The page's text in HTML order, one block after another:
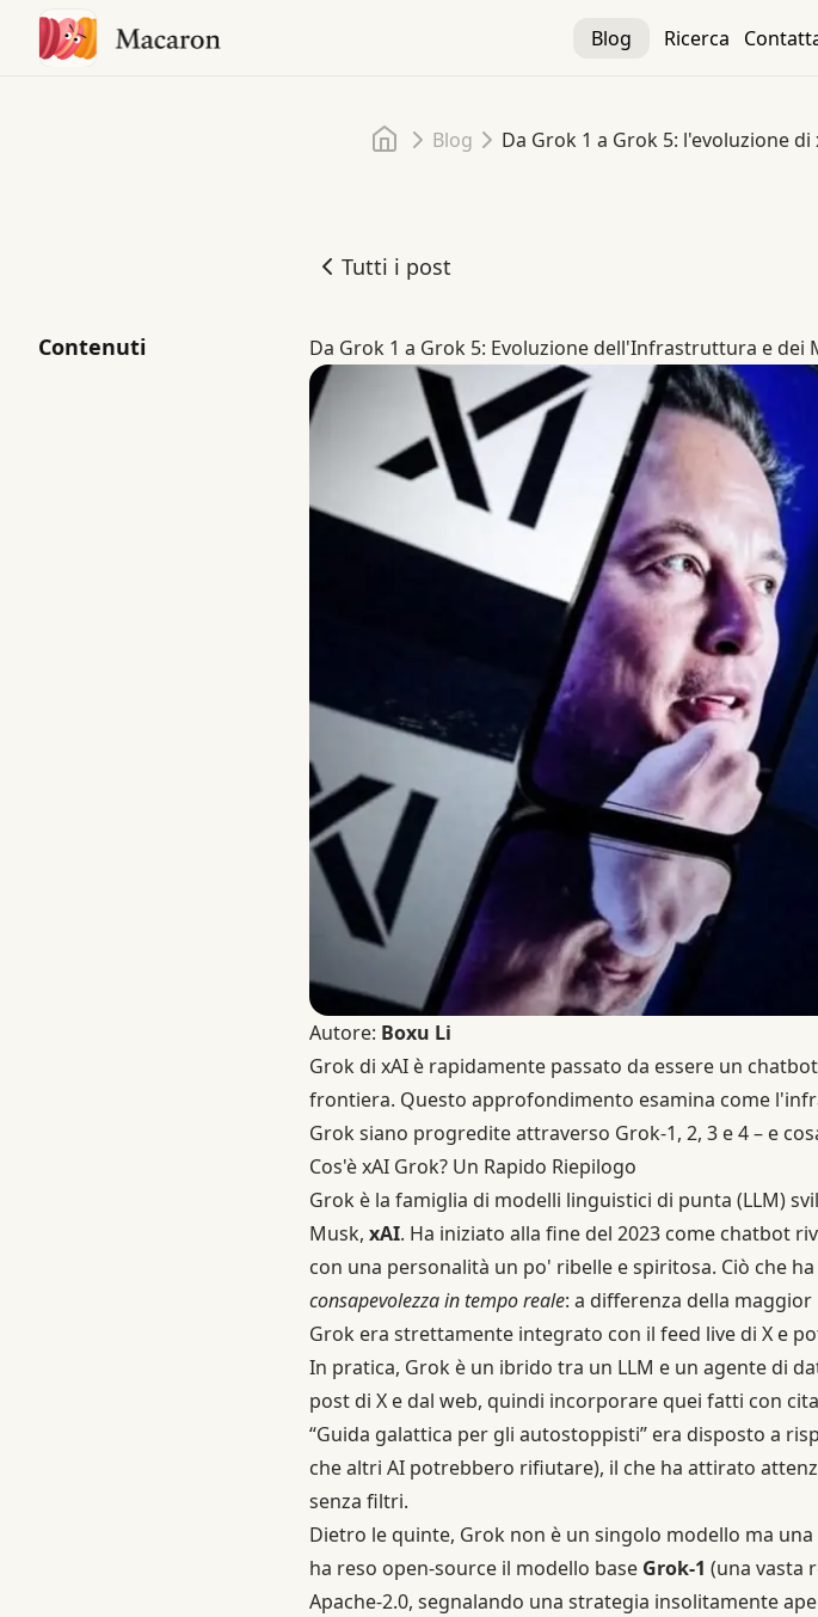
Blog Ricerca
Home
Blog Da Grok 1 a Grok 5: l'evoluzione di
Tutti i post
Contenuti Da Grok 1 a Grok 5: l'evoluzione di xAI
Da Grok 1 a Grok 5: Evoluzione dell'Infrastruttura e dei
Autore: Boxu Li
Grok di xAI è rapidamente passato da essere un
frontiera. Questo approfondimento esamina come
Grok siano progredite attraverso Grok-1, 2, 3 e 4 – e
Cos'è xAI Grok? Un Rapido Riepilogo
Grok è la famiglia di modelli linguistici di punta (LLM)
Musk, xAI. Ha iniziato alla fine del 2023 come chatbot
con una personalità un po' ribelle e spiritosa. Ciò che
consapevolezza in tempo reale: a differenza della
Grok era strettamente integrato con il feed live di X e
In pratica, Grok è un ibrido tra un LLM e un agente di
post di X e dal web, quindi incorporare quei fatti con
“Guida galattica per gli autostoppisti” era disposto a
che altri AI potrebbero rifiutare), il che ha attirato
senza filtri.
Dietro le quinte, Grok non è un singolo modello ma una
ha reso open-source il modello base Grok-1 (una vasta
Apache-2.0, segnalando una strategia insolitamente